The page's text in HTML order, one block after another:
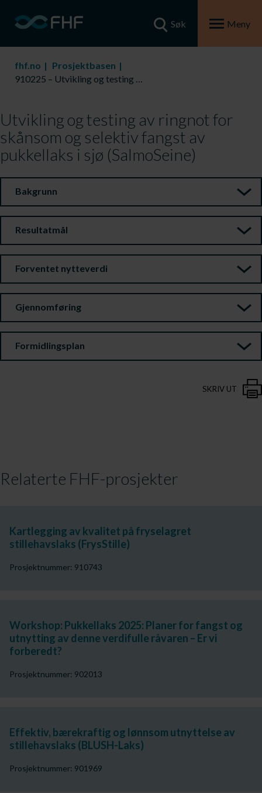
Søk Meny
fhf.no
Prosjektbasen
910225 – Utvikling og testing av ringnot for skånsom og selektiv fangst av pukkellaks i sjø (SalmoSeine)
Utvikling og testing av ringnot for
skånsom og selektiv fangst av
pukkellaks i sjø (SalmoSeine)
Bakgrunn
Resultatmål
Forventet nytteverdi
Gjennomføring
Formidlingsplan
SKRIV UT
Relaterte FHF-prosjekter
Kartlegging av kvalitet på fryselagret
stillehavslaks (FrysStille)
Prosjektnummer: 910743
Workshop: Pukkellaks 2025: Planer for fangst og
utnytting av denne verdifulle råvaren – Er vi
forberedt?
Prosjektnummer: 902013
Effektiv, bærekraftig og lønnsom utnyttelse av
stillehavslaks (BLUSH-Laks)
Prosjektnummer: 901969